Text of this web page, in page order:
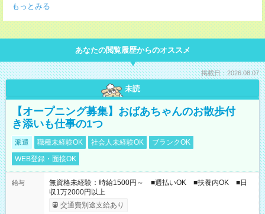
もっとみる
あなたの閲覧履歴からのオススメ
掲載日：2026.08.07
未読
【オープニング募集】おばあちゃんのお散歩付
き添いも仕事の1つ
派遣 職種未経験OK 社会人未経験OK
ブランクOK
WEB登録・面接OK
給与
無資格未経験：時給1500円～ ■週払いOK ■扶養内OK ■日
収1万2000円以上
交通費別途支給あり